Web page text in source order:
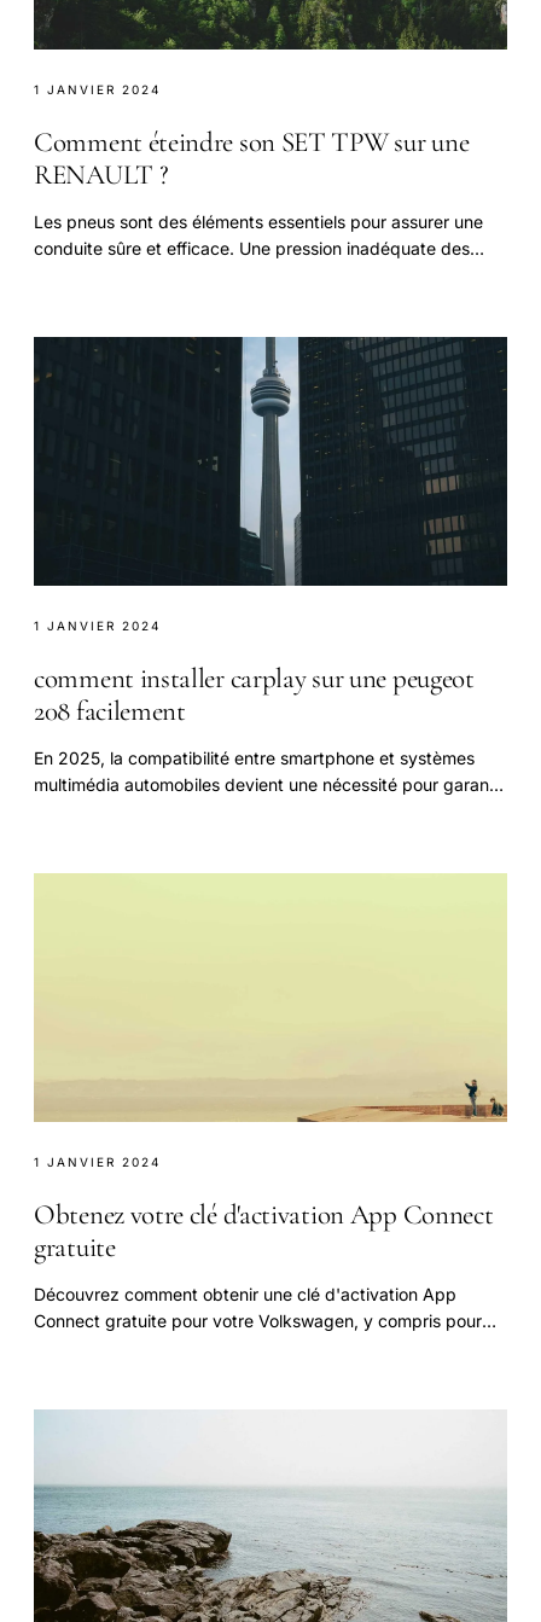
1 JANVIER 2024
Comment éteindre son SET TPW sur une
RENAULT ?
Les pneus sont des éléments essentiels pour assurer une
conduite sûre et efficace. Une pression inadéquate des
1 JANVIER 2024
comment installer carplay sur une peugeot
208 facilement
En 2025, la compatibilité entre smartphone et systèmes
multimédia automobiles devient une nécessité pour garantir
1 JANVIER 2024
Obtenez votre clé d'activation App Connect
gratuite
Découvrez comment obtenir une clé d'activation App
Connect gratuite pour votre Volkswagen, y compris pour